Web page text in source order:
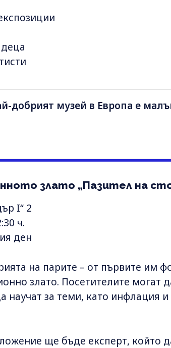
добрият музей в Европа е
злато „Пазител на
I“ 2
ч.
ден
на парите – от първите им
злато. Посетителите могат
научат за теми, като инфлация и
ще бъде експерт, който